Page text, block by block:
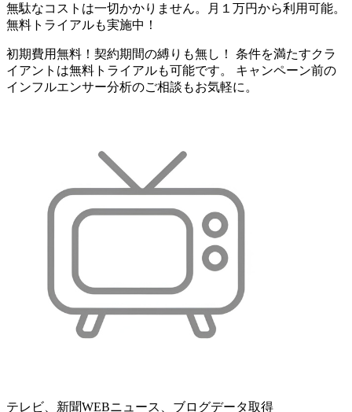
無駄なコストは一切かかりません。月１万円から利用可能。
無料トライアルも実施中！
初期費用無料！契約期間の縛りも無し！ 条件を満たすクラ
イアントは無料トライアルも可能です。 キャンペーン前の
インフルエンサー分析のご相談もお気軽に。
テレビ、新聞WEBニュース、ブログデータ取得